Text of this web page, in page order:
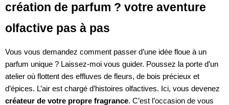
création de parfum ? votre aventure
olfactive pas à pas
Vous vous demandez comment passer d’une idée floue à un
parfum unique ? Laissez-moi vous guider. Poussez la porte d’un
atelier où flottent des effluves de fleurs, de bois précieux et
d’épices. L’air est chargé d’histoires olfactives. Ici, vous devenez
créateur de votre propre fragrance. C’est l’occasion de vous